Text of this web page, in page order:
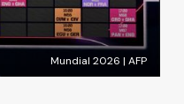
Mundial 2026 | AFP